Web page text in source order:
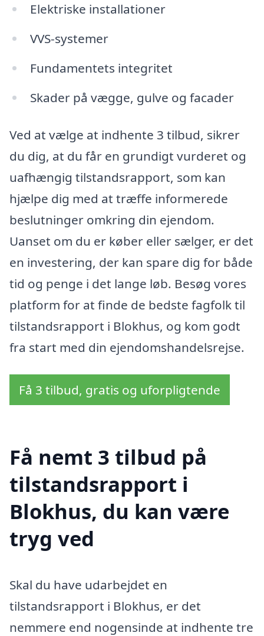
Elektriske installationer
VVS-systemer
Fundamentets integritet
Skader på vægge, gulve og facader
Ved at vælge at indhente 3 tilbud, sikrer
du dig, at du får en grundigt vurderet og
uafhængig tilstandsrapport, som kan
hjælpe dig med at træffe informerede
beslutninger omkring din ejendom.
Uanset om du er køber eller sælger, er det
en investering, der kan spare dig for både
tid og penge i det lange løb. Besøg vores
platform for at finde de bedste fagfolk til
tilstandsrapport i Blokhus, og kom godt
fra start med din ejendomshandelsrejse.
Få 3 tilbud, gratis og uforpligtende
Få nemt 3 tilbud på
tilstandsrapport i
Blokhus, du kan være
tryg ved
Skal du have udarbejdet en
tilstandsrapport i Blokhus, er det
nemmere end nogensinde at indhente tre